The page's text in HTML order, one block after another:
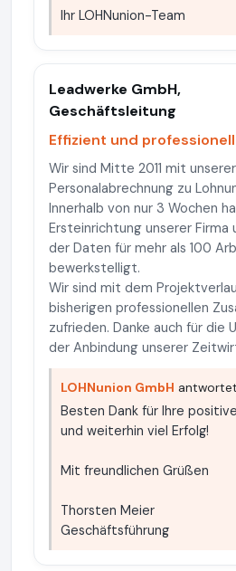
Ihr LOHNunion-Team
Leadwerke GmbH,
Geschäftsleitung
Effizient und professionell
Wir sind Mitte 2011 mit unserer
Personalabrechnung zu
Innerhalb von nur 3 Wochen
Ersteinrichtung unserer Firma
der Daten für mehr als 100
bewerkstelligt.
Wir sind mit dem
bisherigen professionellen
zufrieden. Danke auch für die
der Anbindung unserer
LOHNunion GmbH
Besten Dank für Ihre
und weiterhin viel Erfolg!
Mit freundlichen Grüßen
Thorsten Meier
Geschäftsführung